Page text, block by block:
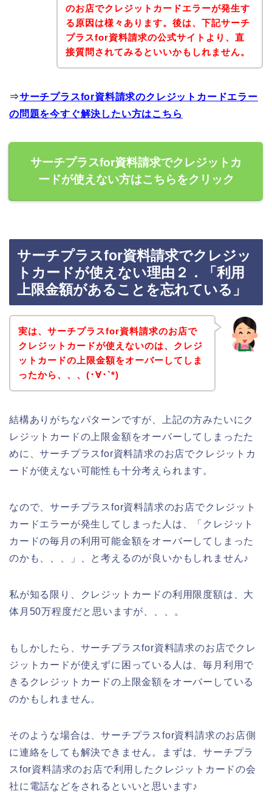
のお店でクレジットカードエラーが発生す
る原因は様々あります。後は、下記サーチ
プラスfor資料請求の公式サイトより、直
接質問されてみるといいかもしれません。
⇒サーチプラスfor資料請求のクレジットカードエラー
の問題を今すぐ解決したい方はこちら
サーチプラスfor資料請求でクレジットカ
ードが使えない方はこちらをクリック
サーチプラスfor資料請求でクレジッ
トカードが使えない理由２．「利用
上限金額があることを忘れている」
実は、サーチプラスfor資料請求のお店で
クレジットカードが使えないのは、クレジ
ットカードの上限金額をオーバーしてしま
ったから、、、(･∀･`*)
結構ありがちなパターンですが、上記の方みたいにク
レジットカードの上限金額をオーバーしてしまったた
めに、サーチプラスfor資料請求のお店でクレジットカ
ードが使えない可能性も十分考えられます。
なので、サーチプラスfor資料請求のお店でクレジット
カードエラーが発生してしまった人は、「クレジット
カードの毎月の利用可能金額をオーバーしてしまった
のかも、、、」、と考えるのが良いかもしれません♪
私が知る限り、クレジットカードの利用限度額は、大
体月50万程度だと思いますが、、、。
もしかしたら、サーチプラスfor資料請求のお店でクレ
ジットカードが使えずに困っている人は、毎月利用で
きるクレジットカードの上限金額をオーバーしている
のかもしれません。
そのような場合は、サーチプラスfor資料請求のお店側
に連絡をしても解決できません。まずは、サーチプラ
スfor資料請求のお店で利用したクレジットカードの会
社に電話などをされるといいと思います♪